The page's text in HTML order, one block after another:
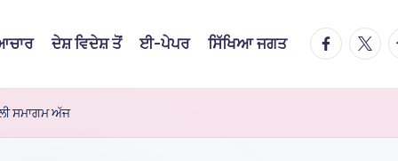
ਦੇਸ਼ ਵਿਦੇਸ਼ ਤੋਂ ਈ-ਪੇਪਰ ਸਿੱਖਿਆ ਜਗਤ
ਸਮਾਗਮ ਅੱਜ